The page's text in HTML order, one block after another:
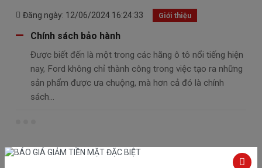
Đăng ngày: 12/06/2024 16:24:33 Giới thiệu
Chính sách bảo hành
Được biết đến là một trong các hãng ô tô nổi tiếng hiện
nay, Ford không chỉ thành công trong việc tạo ra những
sản phẩm được ưa chuộng, mà hơn cả đó là chính
sách...